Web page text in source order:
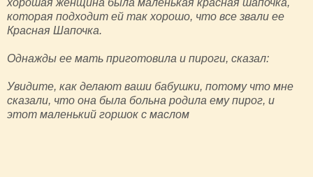
которая подходит ей так хорошо, что все звали ее
Красная Шапочка.
Однажды ее мать приготовила и пироги, сказал:
Увидите, как делают ваши бабушки, потому что мне
сказали, что она была больна родила ему пирог, и
этот маленький горшок с маслом